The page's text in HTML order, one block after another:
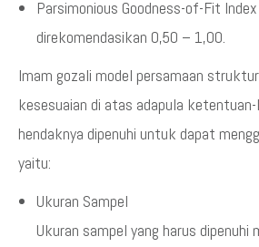
Parsimonious Goodness-of-Fit
direkomendasikan 0,50 – 1,00.
Imam gozali model persamaan
kesesuaian di atas adapula
hendaknya dipenuhi untuk dapat
yaitu:
Ukuran Sampel
Ukuran sampel yang harus dipenuhi